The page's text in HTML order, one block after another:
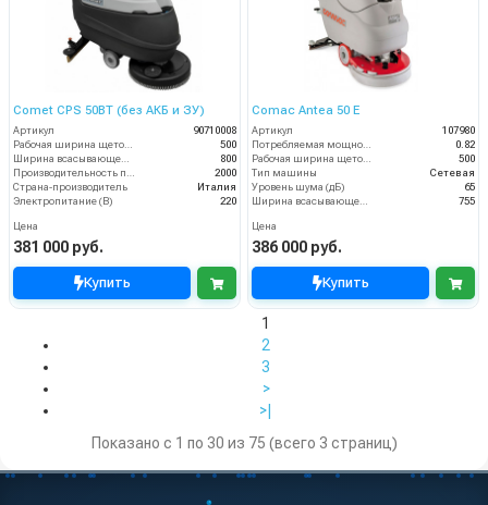
Comet CPS 50BT (без АКБ и ЗУ)
Артикул
90710008
Рабочая ширина щеток (мм)
500
Ширина всасывающей балки (мм)
800
Производительность по площади (м2/ч)
2000
Страна-производитель
Италия
Электропитание (В)
220
Цена
381 000 руб.
Купить
Comac Antea 50 E
Артикул
107980
Потребляемая мощность (кВт)
0.82
Рабочая ширина щеток (мм)
500
Тип машины
Сетевая
Уровень шума (дБ)
65
Ширина всасывающей балки (мм)
755
Цена
386 000 руб.
Купить
1
2
3
>
>|
Показано с 1 по 30 из 75 (всего 3 страниц)